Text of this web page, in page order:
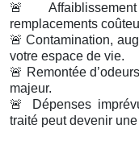
🚨
remplacements
🚨 Contamination,
votre espace de vie.
🚨 Remontée
majeur.
🚨
Dépenses
traité peut devenir